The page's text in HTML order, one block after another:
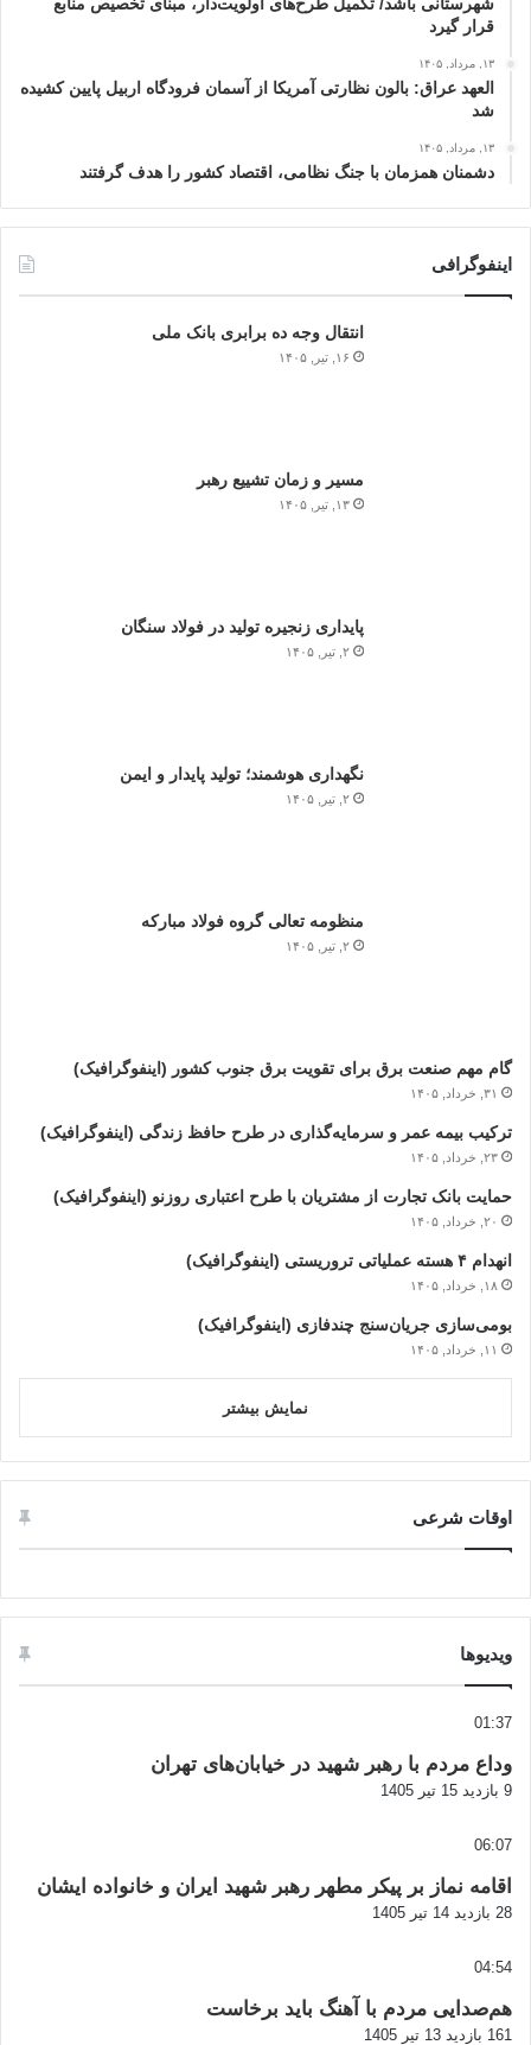
قرار گیرد
۱۳, مرداد, ۱۴۰۵
العهد عراق: بالون نظارتی آمریکا از آسمان فرودگاه اربیل پایین کشیده
شد
۱۳, مرداد, ۱۴۰۵
دشمنان همزمان با جنگ نظامی، اقتصاد کشور را هدف گرفتند
اینفوگرافی
انتقال وجه ده برابری بانک ملی
۱۶, تیر, ۱۴۰۵
مسیر و زمان تشییع رهبر
۱۳, تیر, ۱۴۰۵
پایداری زنجیره تولید در فولاد سنگان
۲, تیر, ۱۴۰۵
نگهداری هوشمند؛ تولید پایدار و ایمن
۲, تیر, ۱۴۰۵
منظومه تعالی گروه فولاد مبارکه
۲, تیر, ۱۴۰۵
گام مهم صنعت برق برای تقویت برق جنوب کشور (اینفوگرافیک)
۳۱, خرداد, ۱۴۰۵
ترکیب بیمه عمر و سرمایه‌گذاری در طرح حافظ زندگی (اینفوگرافیک)
۲۳, خرداد, ۱۴۰۵
حمایت بانک تجارت از مشتریان با طرح اعتباری روزنو (اینفوگرافیک)
۲۰, خرداد, ۱۴۰۵
انهدام ۴ هسته عملیاتی تروریستی (اینفوگرافیک)
۱۸, خرداد, ۱۴۰۵
بومی‌سازی جریان‌سنج چندفازی (اینفوگرافیک)
۱۱, خرداد, ۱۴۰۵
نمایش بیشتر
اوقات شرعی
ویدیوها
01:37
وداع مردم با رهبر شهید در خیابان‌های تهران
9 بازدید 15 تیر 1405
06:07
اقامه نماز بر پیکر مطهر رهبر شهید ایران و خانواده ایشان
28 بازدید 14 تیر 1405
04:54
هم‌صدایی مردم با آهنگ باید برخاست
161 بازدید 13 تیر 1405